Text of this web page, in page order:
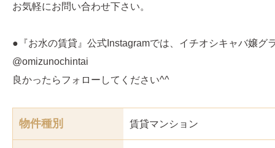
お気軽にお問い合わせ下さい。
●『お水の賃貸』公式Instagramでは、イチオシキャバ嬢グ
@omizunochintai
良かったらフォローしてください^^
物件種別 賃貸マンション